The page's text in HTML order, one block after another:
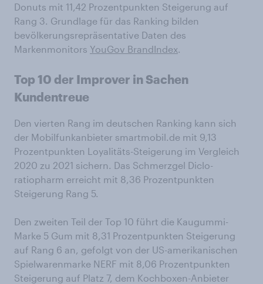
Donuts mit 11,42 Prozentpunkten Steigerung auf
Rang 3. Grundlage für das Ranking bilden
bevölkerungsrepräsentative Daten des
Markenmonitors YouGov BrandIndex.
Top 10 der Improver in Sachen
Kundentreue
Den vierten Rang im deutschen Ranking kann sich
der Mobilfunkanbieter smartmobil.de mit 9,13
Prozentpunkten Loyalitäts-Steigerung im Vergleich
2020 zu 2021 sichern. Das Schmerzgel Diclo-
ratiopharm erreicht mit 8,36 Prozentpunkten
Steigerung Rang 5.
Den zweiten Teil der Top 10 führt die Kaugummi-
Marke 5 Gum mit 8,31 Prozentpunkten Steigerung
auf Rang 6 an, gefolgt von der US-amerikanischen
Spielwarenmarke NERF mit 8,06 Prozentpunkten
Steigerung auf Platz 7, dem Kochboxen-Anbieter